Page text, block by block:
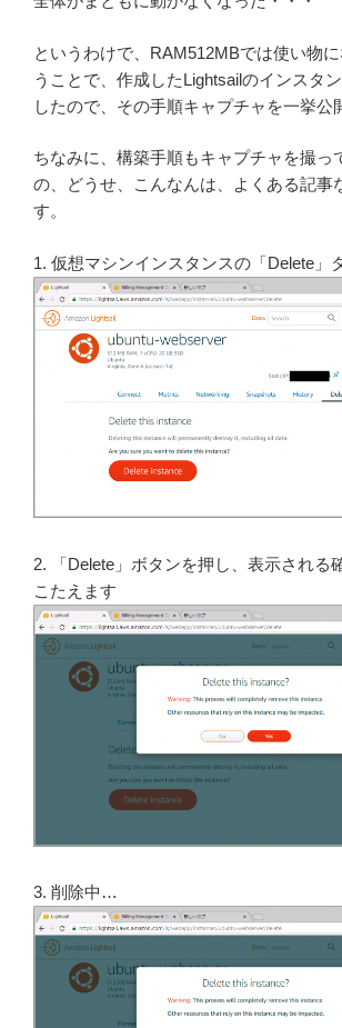
というわけで、RAM512MBでは使い物
うことで、作成したLightsailのインスタ
したので、その手順キャプチャを一挙公
ちなみに、構築手順もキャプチャを撮っ
の、どうせ、こんなんは、よくある記事
す。
1. 仮想マシンインスタンスの「Delete」
2. 「Delete」ボタンを押し、表示される
こたえます
3. 削除中…